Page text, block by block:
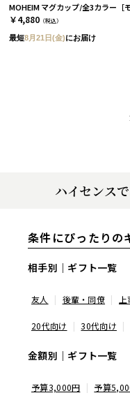
￥4,880 （税込）
最短8月21日(金)にお届け
ハイセンス
条件にぴったりの
相手別｜ギフト一覧
友人 後輩・同僚
20代向け 30代向け
金額別｜ギフト一覧
予算3,000円 予算